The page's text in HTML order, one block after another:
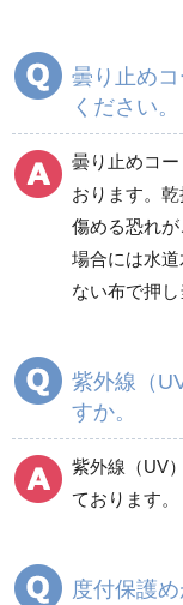
曇り止め
ください。
曇り止めコ
おります。
傷める恐れ
場合には水
ない布で押
紫外線（
すか。
紫外線（UV
ております。
度付保護め